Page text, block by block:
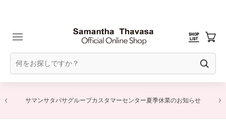
サマンサタバサグループカスタマーセンター夏季休業のお知らせ